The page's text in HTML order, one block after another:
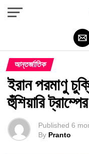
আন্তর্জাতিক
ইরান পরমাণু
হুঁশিয়ারি ট্রাম্পের
Published 6
By Pranto